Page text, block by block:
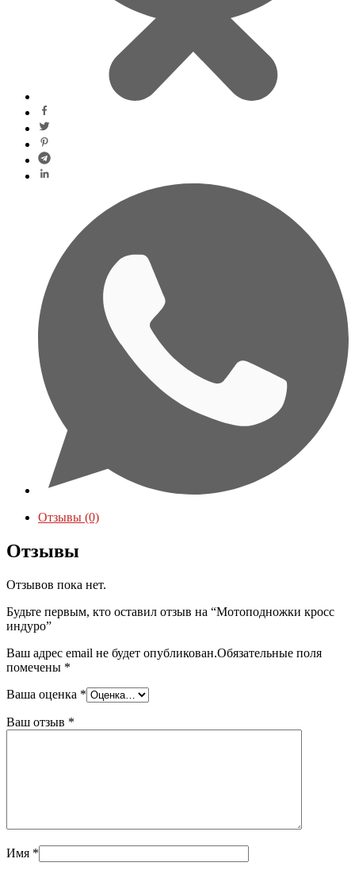
Отзывы (0)
Отзывы
Отзывов пока нет.
Будьте первым, кто оставил отзыв на “Мотоподножки кросс
индуро”
Ваш адрес email не будет опубликован.Обязательные поля
помечены *
Ваша оценка *
Ваш отзыв *
Имя *